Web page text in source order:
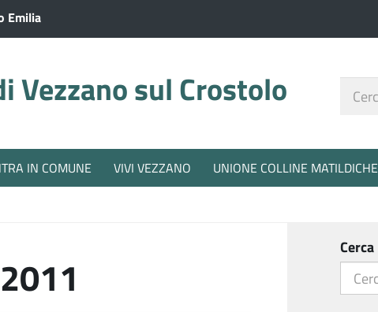
Emilia
Vezzano sul Crostolo
Cerca
IN COMUNE VIVI VEZZANO UNIONE COLLINE MATILDICHE
Cerca